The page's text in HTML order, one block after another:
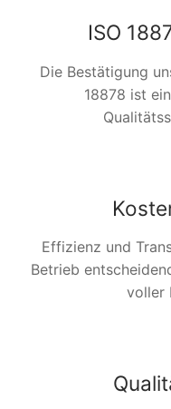
ISO
Die Bestätigung
18878 ist
Effizienz und
Betrieb
voller